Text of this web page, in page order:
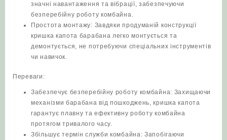
значні навантаження та вібрації, забезпечуючи
безперебійну роботу комбайна.
Простота монтажу: Завдяки продуманій конструкції
кришка капота барабана легко монтується та
демонтується, не потребуючи спеціальних інструментів
чи навичок.
Переваги:
Забезпечує безперебійну роботу комбайна: Захищаючи
механізми барабана від пошкоджень, кришка капота
гарантує плавну та ефективну роботу комбайна
протягом тривалого часу.
Збільшує термін служби комбайна: Запобігаючи